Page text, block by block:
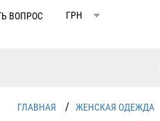
ВОПРОС
ГЛАВНАЯ / ЖЕНСКАЯ ОДЕЖДА